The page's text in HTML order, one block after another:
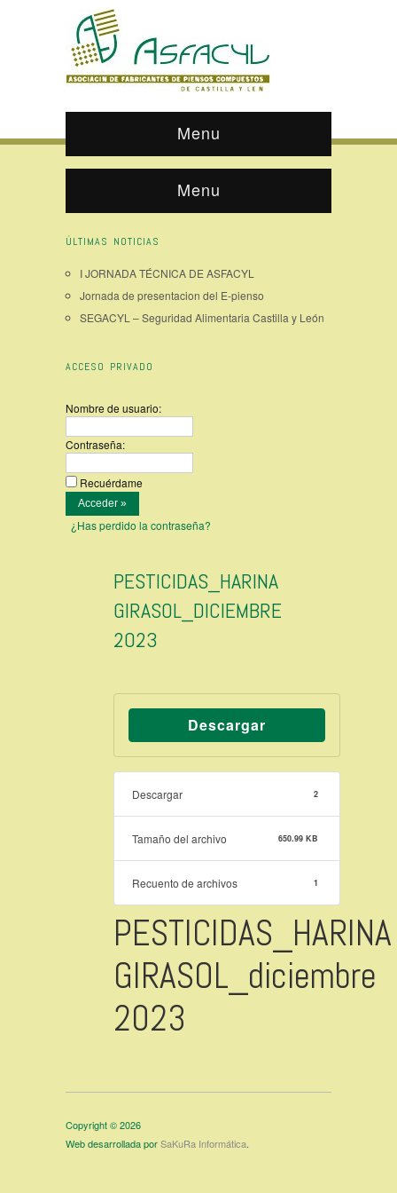
Menu
Menu
ÚLTIMAS NOTICIAS
I JORNADA TÉCNICA DE ASFACYL
Jornada de presentacion del E-pienso
SEGACYL – Seguridad Alimentaria Castilla y León
ACCESO PRIVADO
Nombre de usuario:
Contraseña:
Recuérdame
¿Has perdido la contraseña?
PESTICIDAS_HARINA
GIRASOL_DICIEMBRE
2023
Descargar
Descargar 2
Tamaño del archivo 650.99 KB
Recuento de archivos 1
PESTICIDAS_HARINA
GIRASOL_diciembre
2023
Copyright © 2026
Web desarrollada porSaKuRa Informática.